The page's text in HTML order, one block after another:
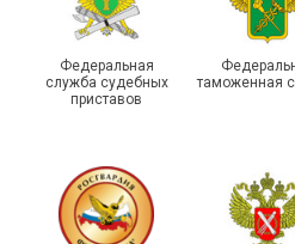
Единство традиций и сила
Федеральная
служба судебных
приставов
таможенная